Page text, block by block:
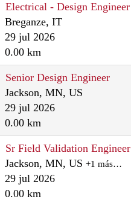
Electrical - Design Engineer
Breganze, IT
29 jul 2026
0.00 km
Senior Design Engineer
Jackson, MN, US
29 jul 2026
0.00 km
Sr Field Validation Engineer
Jackson, MN, US +1 más…
29 jul 2026
0.00 km